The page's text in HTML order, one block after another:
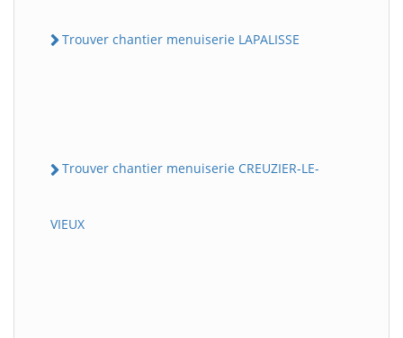
Trouver chantier menuiserie LAPALISSE
Trouver chantier menuiserie CREUZIER-LE-
VIEUX